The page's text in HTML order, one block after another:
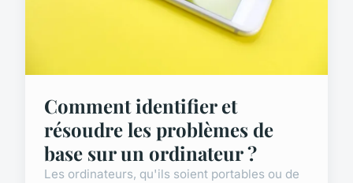
Comment identifier et
résoudre les problèmes de
base sur un ordinateur ?
Les ordinateurs, qu'ils soient portables ou de